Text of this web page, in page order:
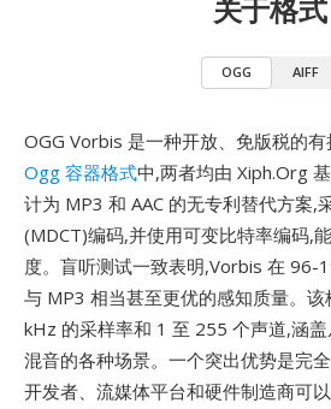
关于格式
OGG AIFF
OGG Vorbis 是一种开放、免版税的
Ogg 容器格式中,两者均由 Xiph.Org
计为 MP3 和 AAC 的无专利替代方案,
(MDCT)编码,并使用可变比特率编码,
度。盲听测试一致表明,Vorbis 在 96-
与 MP3 相当甚至更优的感知质量。
kHz 的采样率和 1 至 255 个声道,涵
混音的各种场景。一个突出优势是完
开发者、流媒体平台和硬件制造商可